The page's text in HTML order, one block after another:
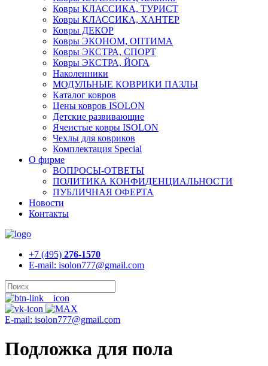
Ковры КЛАССИКА, ТУРИСТ
Ковры КЛАССИКА, ХАНТЕР
Ковры ДЕКОР
Ковры ЭКОНОМ, ОПТИМА
Ковры ЭКСТРА, СПОРТ
Ковры ЭКСТРА, ЙОГА
Наколенники
МОДУЛЬНЫЕ КОВРИКИ ПАЗЛЫ
Каталог ковров
Цены ковров ISOLON
Детские развивающие
Ячеистые ковры ISOLON
Чехлы для ковриков
Комплектация Special
О фирме
ВОПРОСЫ-ОТВЕТЫ
ПОЛИТИКА КОНФИДЕНЦИАЛЬНОСТИ
ПУБЛИЧНАЯ ОФЕРТА
Новости
Контакты
+7 (495) 276-1570
E-mail: isolon777@gmail.com
E-mail: isolon777@gmail.com
Подложка для пола